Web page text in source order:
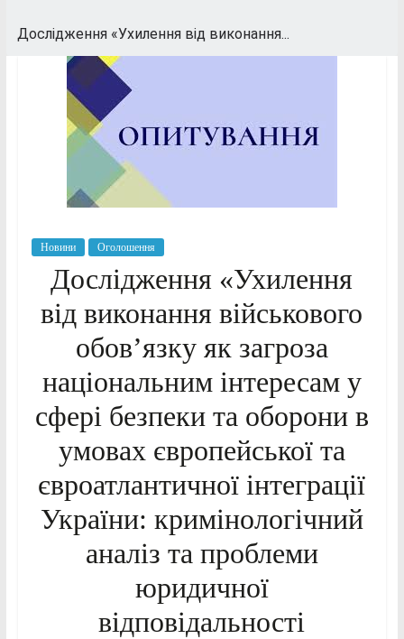
Дослідження «Ухилення від виконання...
Новини Оголошення
Дослідження «Ухилення
від виконання військового
обов’язку як загроза
національним інтересам у
сфері безпеки та оборони в
умовах європейської та
євроатлантичної інтеграції
України: кримінологічний
аналіз та проблеми
юридичної
відповідальності